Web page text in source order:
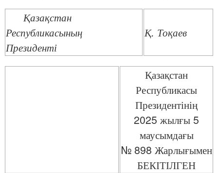
Қазақстан
Республикасының
Президенті
Қ. Тоқаев
Қазақстан
Республикасы
Президентінің
2025 жылғы 5
маусымдағы
№ 898 Жарлығымен
БЕКІТІЛГЕН